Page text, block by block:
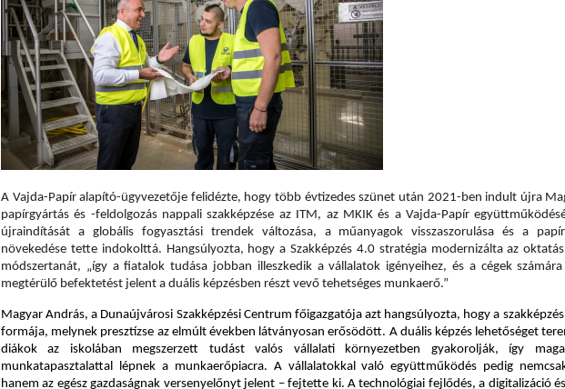
A Vajda-Papír alapító-ügyvezetője felidézte, hogy több évtizedes szünet után 2021-ben indult újra
papírgyártás és -feldolgozás nappali szakképzése az ITM, az MKIK és a Vajda-Papír
újraindítását a globális fogyasztási trendek változása, a műanyagok visszaszorulása és a
növekedése tette indokolttá. Hangsúlyozta, hogy a Szakképzés 4.0 stratégia modernizálta az
módszertanát, „így a fiatalok tudása jobban illeszkedik a vállalatok igényeihez, és a cégek
megtérülő befektetést jelent a duális képzésben részt vevő tehetséges munkaerő.”
Magyar András, a Dunaújvárosi Szakképzési Centrum főigazgatója azt hangsúlyozta, hogy a
formája, melynek presztízse az elmúlt években látványosan erősödött. A duális képzés lehetőséget
diákok az iskolában megszerzett tudást valós vállalati környezetben gyakorolják, így
munkatapasztalattal lépnek a munkaerőpiacra. A vállalatokkal való együttműködés pedig
hanem az egész gazdaságnak versenyelőnyt jelent – fejtette ki. A technológiai fejlődés, a digitalizáció